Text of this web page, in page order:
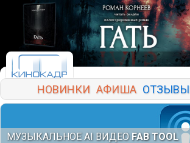
НОВИНКИ АФИША ОТЗЫВЫ
МУЗЫКАЛЬНОЕ AI ВИДЕО FAB TOOL